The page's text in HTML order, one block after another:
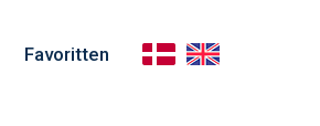
Favoritten